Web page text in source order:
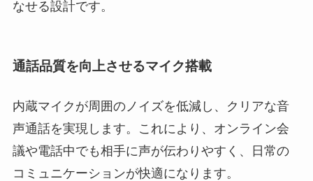
なせる設計です。
通話品質を向上させるマイク搭載
内蔵マイクが周囲のノイズを低減し、クリアな音
声通話を実現します。これにより、オンライン会
議や電話中でも相手に声が伝わりやすく、日常の
コミュニケーションが快適になります。